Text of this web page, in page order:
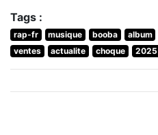
Tags :
rap-fr musique booba album
ventes
actualite choque 2025